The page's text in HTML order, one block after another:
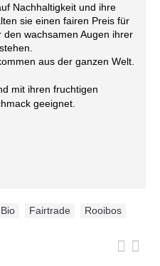
Nachhaltigkeit und ihre
sie einen fairen Preis für
wachsamen Augen ihrer
aus der ganzen Welt.
mit ihren fruchtigen
geeignet.
Bio Fairtrade Rooibos